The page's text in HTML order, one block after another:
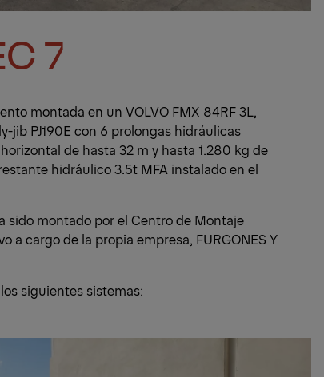
7
montada en un VOLVO FMX 84RF 3L,
jib PJ190E con 6 prolongas hidráulicas
de hasta 32 m y hasta 1.280 kg de
hidráulico 3.5t MFA instalado en el
sido montado por el Centro de Montaje
a cargo de la propia empresa, FURGONES Y
siguientes sistemas: